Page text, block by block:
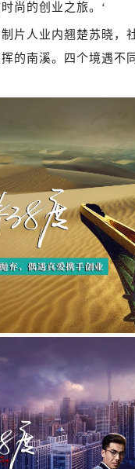
尚的创业之旅。‘
片人业内翘楚苏晓
的南溪。四个境遇不